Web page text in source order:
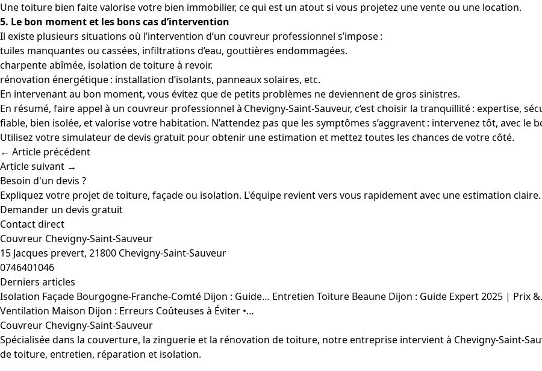
Une toiture bien faite valorise votre bien immobilier, ce qui est un atout si vous projetez une vente ou une location.
5. Le bon moment et les bons cas d’intervention
Il existe plusieurs situations où l’intervention d’un couvreur professionnel s’impose :
tuiles manquantes ou cassées, infiltrations d’eau, gouttières endommagées.
charpente abîmée, isolation de toiture à revoir.
rénovation énergétique : installation d’isolants, panneaux solaires, etc.
En intervenant au bon moment, vous évitez que de petits problèmes ne deviennent de gros sinistres.
En résumé, faire appel à un couvreur professionnel à Chevigny‑Saint‑Sauveur, c’est choisir la tranquillité : expertise,
fiable, bien isolée, et valorise votre habitation. N’attendez pas que les symptômes s’aggravent : intervenez tôt, avec le
Utilisez votre simulateur de devis gratuit pour obtenir une estimation et mettez toutes les chances de votre côté.
← Article précédent
Article suivant →
Besoin d'un devis ?
Expliquez votre projet de toiture, façade ou isolation. L'équipe revient vers vous rapidement avec une estimation claire.
Demander un devis gratuit
Contact direct
Couvreur Chevigny-Saint-Sauveur
15 Jacques prevert, 21800 Chevigny-Saint-Sauveur
0746401046
Derniers articles
Isolation Façade Bourgogne-Franche-Comté Dijon : Guide… Entretien Toiture Beaune Dijon : Guide Expert 2025 | Prix
Ventilation Maison Dijon : Erreurs Coûteuses à Éviter •…
Couvreur Chevigny-Saint-Sauveur
Spécialisée dans la couverture, la zinguerie et la rénovation de toiture, notre entreprise intervient à Chevigny-Saint-
de toiture, entretien, réparation et isolation.